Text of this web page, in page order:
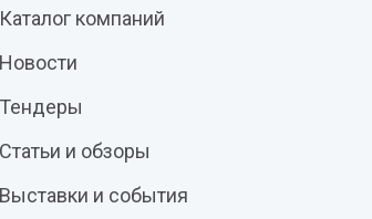
Каталог компаний
Новости
Тендеры
Статьи и обзоры
Выставки и события